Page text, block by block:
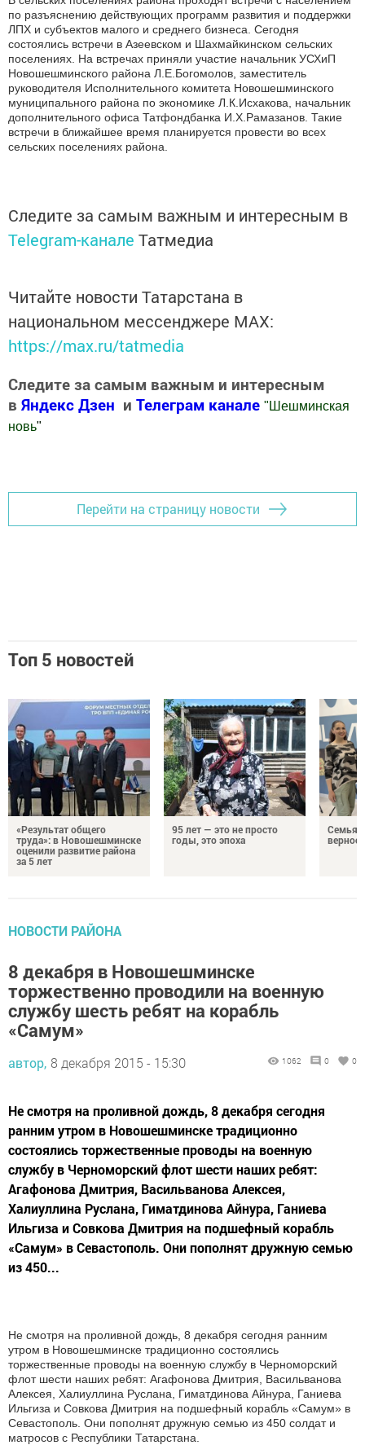
по разъяснению действующих программ развития и поддержки
ЛПХ и субъектов малого и среднего бизнеса. Сегодня
состоялись встречи в Азеевском и Шахмайкинском сельских
поселениях. На встречах приняли участие начальник УСХиП
Новошешминского района Л.Е.Богомолов, заместитель
руководителя Исполнительного комитета Новошешминского
муниципального района по экономике Л.К.Исхакова, начальник
дополнительного офиса Татфондбанка И.Х.Рамазанов. Такие
встречи в ближайшее время планируется провести во всех
сельских поселениях района.
Следите за самым важным и интересным в
Telegram-канале Татмедиа
Читайте новости Татарстана в
национальном мессенджере MАХ:
https://max.ru/tatmedia
Следите за самым важным и интересным
в Яндекс Дзен и Телеграм канале " Шешминская
новь"
Перейти на страницу новости
Топ 5 новостей
«Результат общего
труда»: в Новошешминске
оценили развитие района
за 5 лет
95 лет — это не просто
годы, это эпоха
Семья
НОВОСТИ РАЙОНА
8 декабря в Новошешминске
торжественно проводили на военную
службу шесть ребят на корабль
«Самум»
автор, 8 декабря 2015 - 15:30 1062 0 0
Не смотря на проливной дождь, 8 декабря сегодня
ранним утром в Новошешминске традиционно
состоялись торжественные проводы на военную
службу в Черноморский флот шести наших ребят:
Агафонова Дмитрия, Васильванова Алексея,
Халиуллина Руслана, Гиматдинова Айнура, Ганиева
Ильгиза и Совкова Дмитрия на подшефный корабль
«Самум» в Севастополь. Они пополнят дружную семью
из 450...
Не смотря на проливной дождь, 8 декабря сегодня ранним
утром в Новошешминске традиционно состоялись
торжественные проводы на военную службу в Черноморский
флот шести наших ребят: Агафонова Дмитрия, Васильванова
Алексея, Халиуллина Руслана, Гиматдинова Айнура, Ганиева
Ильгиза и Совкова Дмитрия на подшефный корабль «Самум» в
Севастополь. Они пополнят дружную семью из 450 солдат и
матросов с Республики Татарстана.